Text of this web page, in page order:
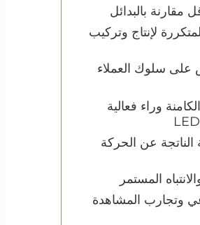
مقارنة بالبدائل
لإنتاج وتركيب
على سلوك العملاء
وراء فعالية
الناتجة عن الحركة
المستمر
وتجارب المشاهدة